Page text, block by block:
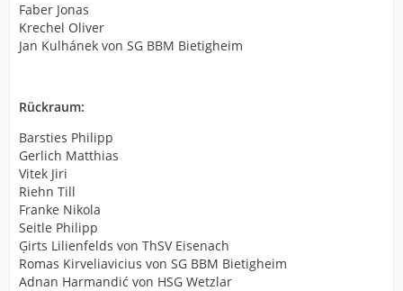
Faber Jonas
Krechel Oliver
Jan Kulhánek von SG BBM Bietigheim
Rückraum:
Barsties Philipp
Gerlich Matthias
Vitek Jiri
Riehn Till
Franke Nikola
Seitle Philipp
Ģirts Lilienfelds von ThSV Eisenach
Romas Kirveliavicius von SG BBM Bietigheim
Adnan Harmandić von HSG Wetzlar